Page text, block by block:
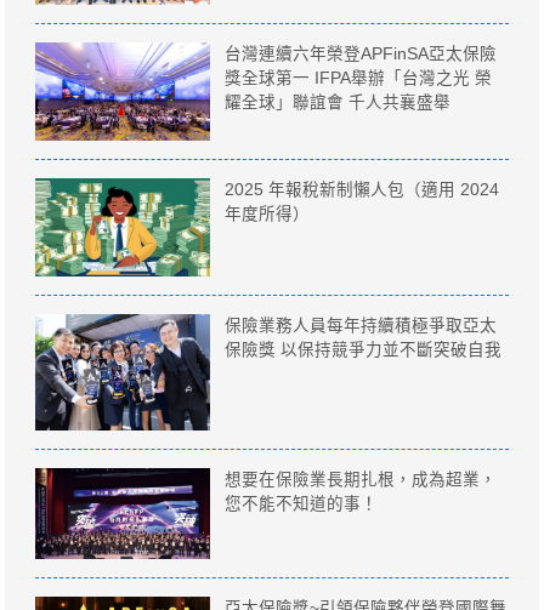
台灣連續六年榮登APFinSA亞太保險
獎全球第一 IFPA舉辦「台灣之光 榮
耀全球」聯誼會 千人共襄盛舉
2025 年報稅新制懶人包（適用 2024
年度所得）
保險業務人員每年持續積極爭取亞太
保險獎 以保持競爭力並不斷突破自我
想要在保險業長期扎根，成為超業，
您不能不知道的事！